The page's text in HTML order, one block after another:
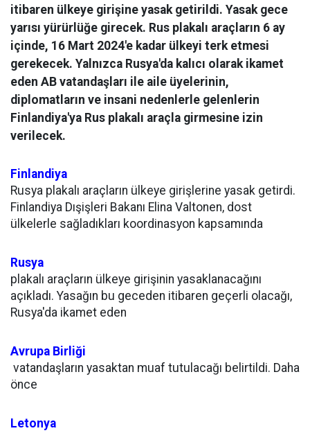
itibaren ülkeye girişine yasak getirildi. Yasak gece
yarısı yürürlüğe girecek. Rus plakalı araçların 6 ay
içinde, 16 Mart 2024'e kadar ülkeyi terk etmesi
gerekecek. Yalnızca Rusya'da kalıcı olarak ikamet
eden AB vatandaşları ile aile üyelerinin,
diplomatların ve insani nedenlerle gelenlerin
Finlandiya'ya Rus plakalı araçla girmesine izin
verilecek.
Finlandiya
Rusya plakalı araçların ülkeye girişlerine yasak getirdi.
Finlandiya Dışişleri Bakanı Elina Valtonen, dost
ülkelerle sağladıkları koordinasyon kapsamında
Rusya
plakalı araçların ülkeye girişinin yasaklanacağını
açıkladı. Yasağın bu geceden itibaren geçerli olacağı,
Rusya'da ikamet eden
Avrupa Birliği
vatandaşların yasaktan muaf tutulacağı belirtildi. Daha
önce
Letonya